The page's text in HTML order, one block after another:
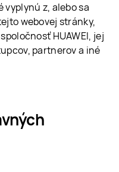
vyplynú z, alebo sa
webovej stránky,
HUAWEI, jej
partnerov a iné